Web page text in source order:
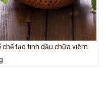
chế tạo tinh dầu chữa viêm